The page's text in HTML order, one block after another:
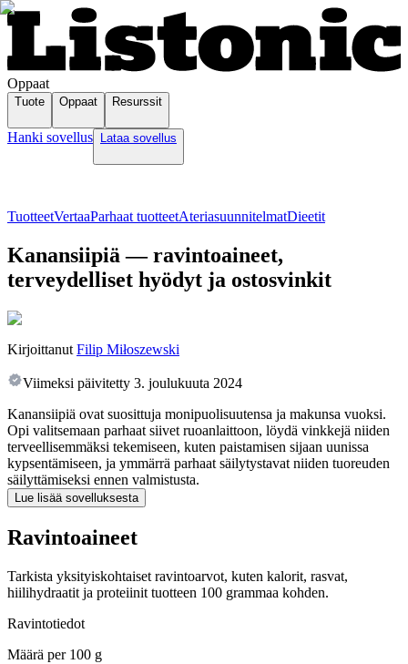
Oppaat
Tuote Oppaat Resurssit
Hanki sovellus Lataa sovellus
TuotteetVertaaParhaat tuotteetAteriasuunnitelmatDieetit
Kanansiipiä — ravintoaineet,
terveydelliset hyödyt ja ostosvinkit
Kirjoittanut Filip Miłoszewski
Viimeksi päivitetty 3. joulukuuta 2024
Kanansiipiä ovat suosittuja monipuolisuutensa ja makunsa vuoksi.
Opi valitsemaan parhaat siivet ruoanlaittoon, löydä vinkkejä niiden
terveellisemmäksi tekemiseen, kuten paistamisen sijaan uunissa
kypsentämiseen, ja ymmärrä parhaat säilytystavat niiden tuoreuden
säilyttämiseksi ennen valmistusta.
Lue lisää sovelluksesta
Ravintoaineet
Tarkista yksityiskohtaiset ravintoarvot, kuten kalorit, rasvat,
hiilihydraatit ja proteiinit tuotteen 100 grammaa kohden.
Ravintotiedot
Määrä per100 g